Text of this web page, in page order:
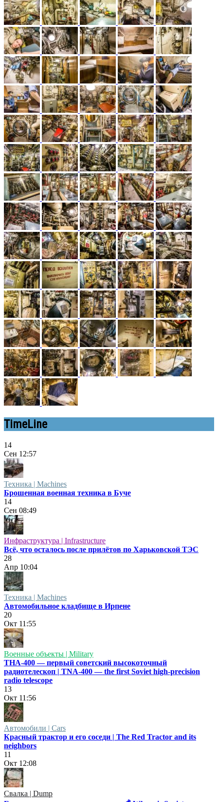
TimeLine
14
Сен 12:57
Техника | Machines
Брошенная военная техника в Буче
14
Сен 08:49
Инфраструктура | Infrastructure
Всё, что осталось после прилётов по Харьковской ТЭС
28
Апр 10:04
Техника | Machines
Автомобильное кладбище в Ирпене
20
Окт 11:55
Военные объекты | Military
ТНА-400 — первый советский высокоточный
радиотелескоп | TNA-400 — the first Soviet high-precision
radio telescope
13
Окт 11:56
Автомобили | Cars
Красный трактор и его соседи | The Red Tractor and its
neighbors
11
Окт 12:08
Свалка | Dump